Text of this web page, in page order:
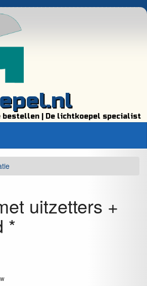
| De lichtkoepel specialist
uitzetters +
*